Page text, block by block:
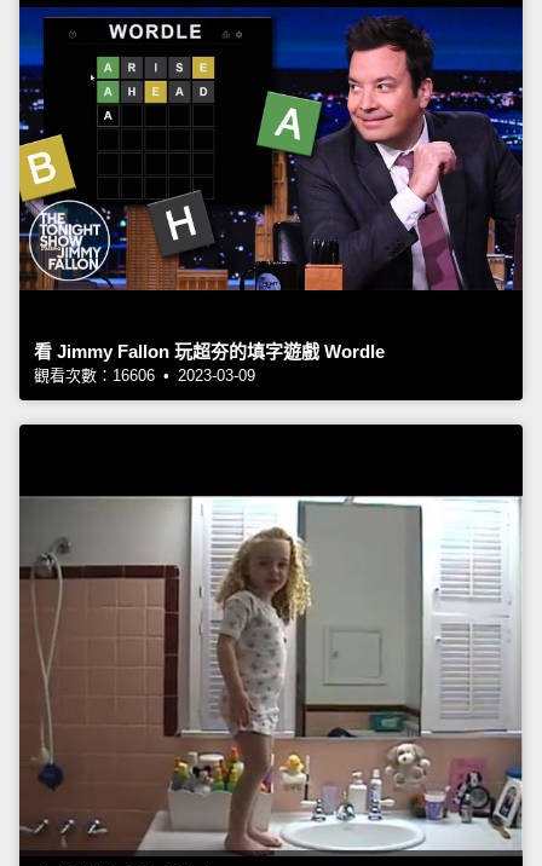
看 Jimmy Fallon 玩超夯的填字遊戲 Wordle
觀看次數：16606 • 2023-03-09